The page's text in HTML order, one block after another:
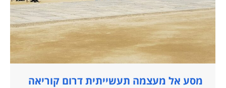
מסע אל מעצמה תעשייתית דרום קוריאה